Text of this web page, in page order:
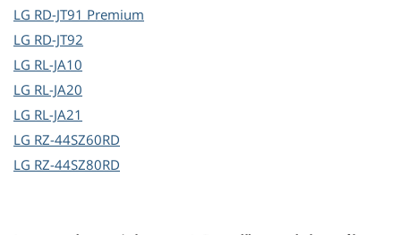
LG RD-JT91 Premium
LG RD-JT92
LG RL-JA10
LG RL-JA20
LG RL-JA21
LG RZ-44SZ60RD
LG RZ-44SZ80RD